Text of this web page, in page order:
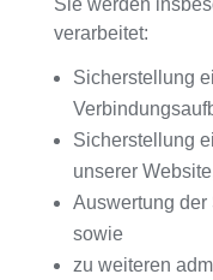
verarbeitet:
Sicherstellung
Sicherstellung
unserer
Auswertung der
sowie
zu weiteren